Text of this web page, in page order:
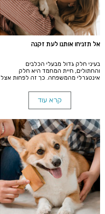
אל תזניחו אותנו לעת זקנה
בעיני חלק גדול מבעלי הכלבים
והחתולים, חיית המחמד היא חלק
אינטגרלי מהמשפחה. כך זה לפחות אצל
לפיכך מין הטעם הברור הם מעוניינים כי
כלבם או חתולם יחיה באיכות חיים בריאים
וארוכים. זו הסיבה כי לנו כרופאים חשוב
ויתרונות גילוי מוקדם של מחלות.
קרא עוד